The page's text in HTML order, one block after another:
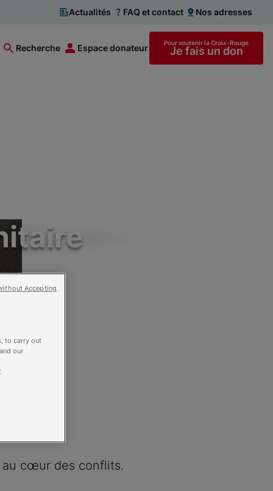
Actualités FAQ et contact Nos adresses
Recherche Espace donateur Pour soutenir la Croix-Rouge
Je fais un don
au cœur des conflits.
to carry out
our
Accepting